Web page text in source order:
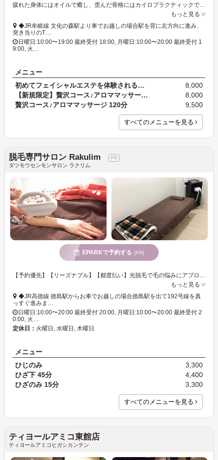
疲れた身体にはオイルで癒し、歪んだ骨格にはカイロプラクティックでバランスを整えます◎お客様のお悩みに寄り添い、根本改善をサポート☆ 目的に合わせたコースをお選びいただけます。
もっと見る
◆JR牟岐線 文化の森駅より車でお越しの場合駅を背に左方向に進み、
突き当りのT…
日曜日:10:00〜19:00 最終受付 18:00, 月曜日:10:00〜20:00 最終受付 1
9:00, 火…
メニュー
初めてフェイシャルエステを体験される方におすすめ♪…
8,000
【新規限定】贅沢コース♪アロママッサージ 120分 通…
8,000
贅沢コース♪アロママッサージ 120分
9,500
すべてのメニューを見る
脱毛専門サロン Rakulim
ダツモウセンモンサロン ラクリム
EPARKで予約する [PR]
【予約優先】【リーズナブル】【都度払い】光脱毛で毛の悩みにアプローチ!女性はワキやVIOが、男性はヒゲ脱毛が人気☆
もっと見る
◆JR高徳線 徳島駅からお車でお越しの場合徳島駅を出て192号線を真
っすぐ進みま…
日曜日:10:00〜20:00 最終受付 20:00, 月曜日:10:00〜20:00 最終受付 2
0:00, 火…
定休日： 火曜日, 水曜日, 木曜日
メニュー
ひじのみ
3,300
ひざ下 45分
4,400
ひざのみ 15分
3,300
すべてのメニューを見る
ティヨールアミコ東館店
ティヨールアミコヒガシカンテン